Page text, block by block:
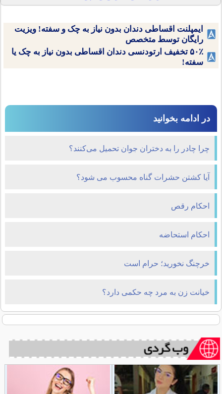
ایمپلنت اقساطی دندان بدون نیاز به چک و سفته! ویزیت
رایگان توسط متخصص
۵۰٪ تخفیف ارتودنسی دندان اقساطی بدون نیاز به چک یا
سفته!
در ادامه بخوانید
چرا چادر را به دختران جوان تحمیل می‌کنند؟
آیا کشتن حشرات گناه محسوب می شود؟
احکام رقص
احکام استحاضه
خرچنگ نخوريد؛ حرام است
خیانت زن به مرد چه حکمی دارد؟